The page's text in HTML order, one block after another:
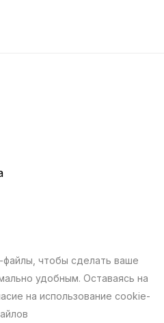
чтобы сделать ваше
удобным. Оставаясь на
на использование cookie-